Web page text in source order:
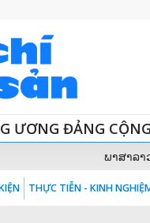
ƯƠNG ĐẢNG
ພາສາລາ
THỰC TIỄN - KINH